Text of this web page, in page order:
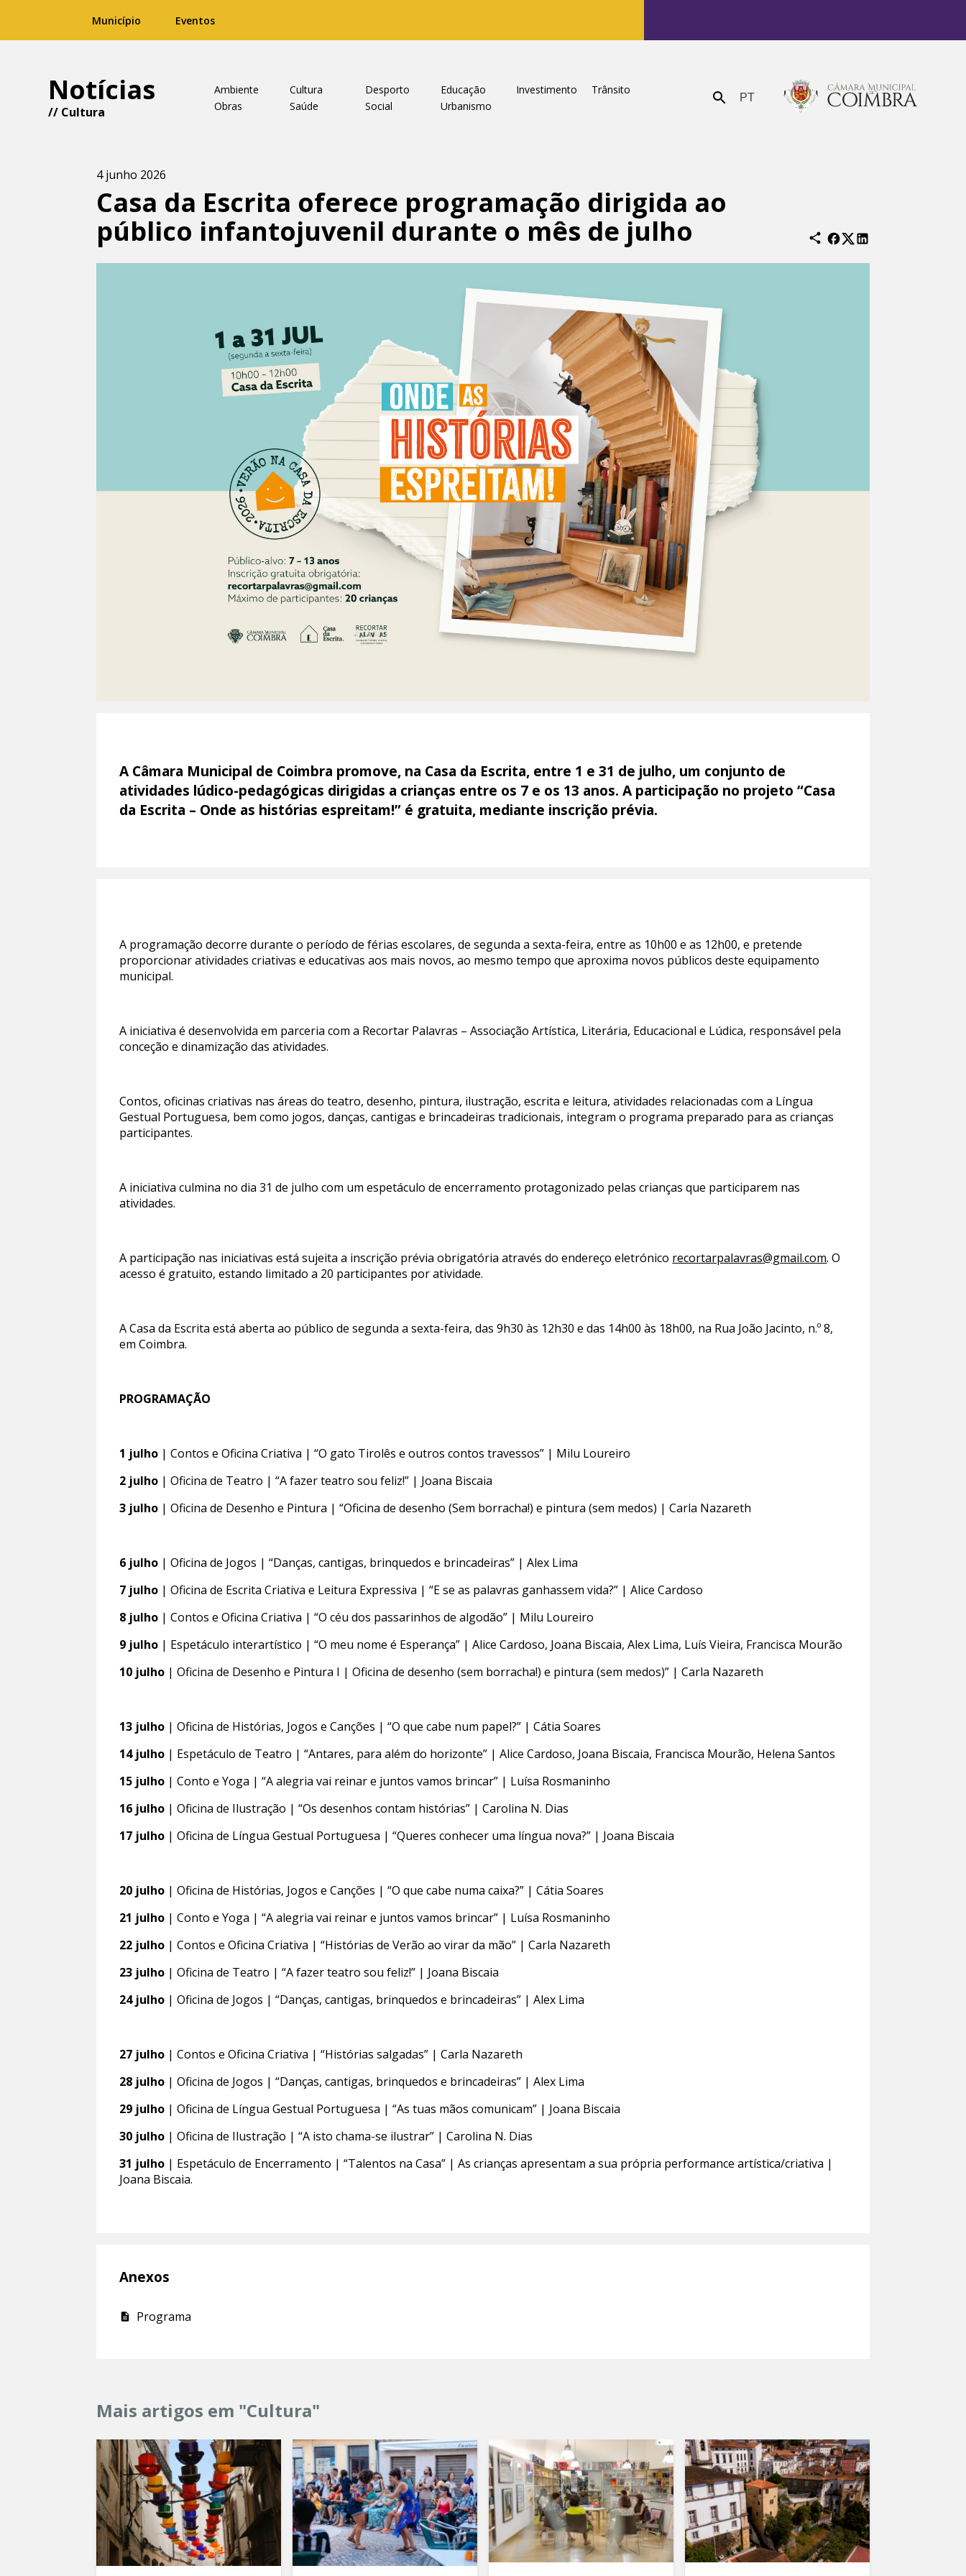
Município Eventos
Notícias
// Cultura
Ambiente Cultura Desporto Educação Investimento
Trânsito
Obras
Saúde Social Urbanismo Enviar PT
4 junho 2026
Casa da Escrita oferece programação dirigida ao
público infantojuvenil durante o mês de julho
A Câmara Municipal de Coimbra promove, na Casa da Escrita, entre 1 e 31 de julho, um conjunto de
atividades lúdico-pedagógicas dirigidas a crianças entre os 7 e os 13 anos. A participação no projeto “Casa
da Escrita – Onde as histórias espreitam!” é gratuita, mediante inscrição prévia.
A programação decorre durante o período de férias escolares, de segunda a sexta-feira, entre as 10h00 e as 12h00, e pretende
proporcionar atividades criativas e educativas aos mais novos, ao mesmo tempo que aproxima novos públicos deste equipamento
municipal.
A iniciativa é desenvolvida em parceria com a Recortar Palavras – Associação Artística, Literária, Educacional e Lúdica, responsável pela
conceção e dinamização das atividades.
Contos, oficinas criativas nas áreas do teatro, desenho, pintura, ilustração, escrita e leitura, atividades relacionadas com a Língua
Gestual Portuguesa, bem como jogos, danças, cantigas e brincadeiras tradicionais, integram o programa preparado para as crianças
participantes.
A iniciativa culmina no dia 31 de julho com um espetáculo de encerramento protagonizado pelas crianças que participarem nas
atividades.
A participação nas iniciativas está sujeita a inscrição prévia obrigatória através do endereço eletrónico recortarpalavras@gmail.com. O
acesso é gratuito, estando limitado a 20 participantes por atividade.
A Casa da Escrita está aberta ao público de segunda a sexta-feira, das 9h30 às 12h30 e das 14h00 às 18h00, na Rua João Jacinto, n.º 8,
em Coimbra.
PROGRAMAÇÃO
1 julho | Contos e Oficina Criativa | “O gato Tirolês e outros contos travessos” | Milu Loureiro
2 julho | Oficina de Teatro | “A fazer teatro sou feliz!” | Joana Biscaia
3 julho | Oficina de Desenho e Pintura | “Oficina de desenho (Sem borracha!) e pintura (sem medos) | Carla Nazareth
6 julho | Oficina de Jogos | “Danças, cantigas, brinquedos e brincadeiras” | Alex Lima
7 julho | Oficina de Escrita Criativa e Leitura Expressiva | “E se as palavras ganhassem vida?” | Alice Cardoso
8 julho | Contos e Oficina Criativa | “O céu dos passarinhos de algodão” | Milu Loureiro
9 julho | Espetáculo interartístico | “O meu nome é Esperança” | Alice Cardoso, Joana Biscaia, Alex Lima, Luís Vieira, Francisca Mourão
10 julho | Oficina de Desenho e Pintura I | Oficina de desenho (sem borracha!) e pintura (sem medos)” | Carla Nazareth
13 julho | Oficina de Histórias, Jogos e Canções | “O que cabe num papel?” | Cátia Soares
14 julho | Espetáculo de Teatro | “Antares, para além do horizonte” | Alice Cardoso, Joana Biscaia, Francisca Mourão, Helena Santos
15 julho | Conto e Yoga | “A alegria vai reinar e juntos vamos brincar” | Luísa Rosmaninho
16 julho | Oficina de Ilustração | “Os desenhos contam histórias” | Carolina N. Dias
17 julho | Oficina de Língua Gestual Portuguesa | “Queres conhecer uma língua nova?” | Joana Biscaia
20 julho | Oficina de Histórias, Jogos e Canções | “O que cabe numa caixa?” | Cátia Soares
21 julho | Conto e Yoga | “A alegria vai reinar e juntos vamos brincar” | Luísa Rosmaninho
22 julho | Contos e Oficina Criativa | “Histórias de Verão ao virar da mão” | Carla Nazareth
23 julho | Oficina de Teatro | “A fazer teatro sou feliz!” | Joana Biscaia
24 julho | Oficina de Jogos | “Danças, cantigas, brinquedos e brincadeiras” | Alex Lima
27 julho | Contos e Oficina Criativa | “Histórias salgadas” | Carla Nazareth
28 julho | Oficina de Jogos | “Danças, cantigas, brinquedos e brincadeiras” | Alex Lima
29 julho | Oficina de Língua Gestual Portuguesa | “As tuas mãos comunicam” | Joana Biscaia
30 julho | Oficina de Ilustração | “A isto chama-se ilustrar” | Carolina N. Dias
31 julho | Espetáculo de Encerramento | “Talentos na Casa” | As crianças apresentam a sua própria performance artística/criativa |
Joana Biscaia.
Anexos
Programa
Mais artigos em "Cultura"